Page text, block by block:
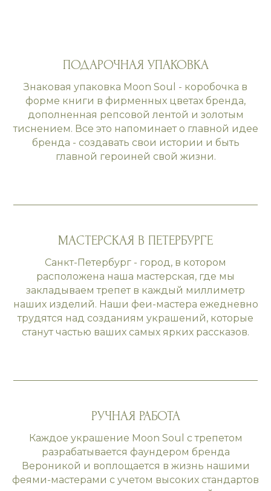
ПОДАРОЧНАЯ УПАКОВКА
Знаковая упаковка Moon Soul - коробочка в
форме книги в фирменных цветах бренда,
дополненная репсовой лентой и золотым
тиснением. Все это напоминает о главной идее
бренда - создавать свои истории и быть
главной героиней свой жизни.
МАСТЕРСКАЯ В ПЕТЕРБУРГЕ
Санкт-Петербург - город, в котором
расположена наша мастерская, где мы
закладываем трепет в каждый миллиметр
наших изделий. Наши феи-мастера ежедневно
трудятся над созданиям украшений, которые
станут частью ваших самых ярких рассказов.
РУЧНАЯ РАБОТА
Каждое украшение Moon Soul с трепетом
разрабатывается фаундером бренда
Вероникой и воплощается в жизнь нашими
феями-мастерами с учетом высоких стандартов